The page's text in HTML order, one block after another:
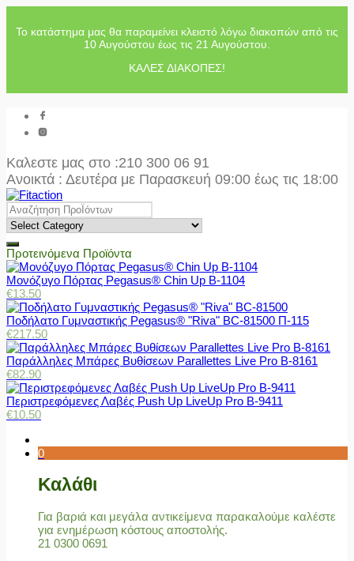
Το κατάστημα μας θα παραμείνει κλειστό λόγω διακοπών από τις
10 Αυγούστου έως τις 21 Αυγούστου.
ΚΑΛΕΣ ΔΙΑΚΟΠΕΣ!
Καλεστε μας στο :210 300 06 91
Ανοικτά : Δευτέρα με Παρασκευή 09:00 έως τις 18:00
Προτεινόμενα Προϊόντα
Μονόζυγο Πόρτας Pegasus® Chin Up Β-1104
€13.50
Ποδήλατο Γυμναστικής Pegasus® "Riva" BC-81500 Π-115
€217.50
Παράλληλες Μπάρες Βυθίσεων Parallettes Live Pro Β-8161
€82.90
Περιστρεφόμενες Λαβές Push Up LiveUp Pro Β-9411
€10.50
0
Καλάθι
Για βαριά και μεγάλα αντικείμενα παρακαλούμε καλέστε
για ενημέρωση κόστους αποστολής.
21 0300 0691